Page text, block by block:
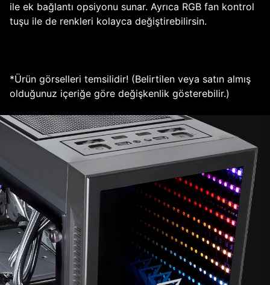
ile ek bağlantı opsiyonu sunar. Ayrıca RGB fan kontrol
tuşu ile de renkleri kolayca değiştirebilirsin.
*Ürün görselleri temsilidir! (Belirtilen veya satın almış
olduğunuz içeriğe göre değişkenlik gösterebilir.)